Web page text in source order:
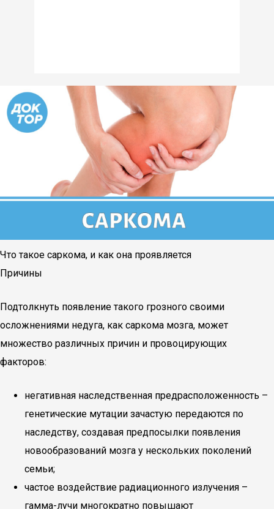
Что такое саркома, и как она проявляется
Причины
Подтолкнуть появление такого грозного своими
осложнениями недуга, как саркома мозга, может
множество различных причин и провоцирующих
факторов:
негативная наследственная предрасположенность –
генетические мутации зачастую передаются по
наследству, создавая предпосылки появления
новообразований мозга у нескольких поколений
семьи;
частое воздействие радиационного излучения –
гамма-лучи многократно повышают